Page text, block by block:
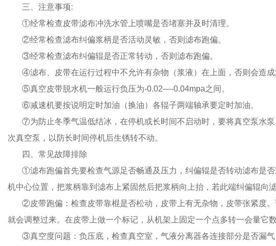
三、注意事项:
①经常检查皮带滤布冲洗水管上喷嘴是否堵塞并及时清理。
②经常检查滤布纠偏浆柄是否活动灵敏，否则滤布跑偏。
③经常检查滤布纠偏辊是否正常转动，否则滤布跑偏。
④滤布、皮带在运行过程中不允许有杂物（浆液）在上面，否则会造成
⑤真空皮带脱水机一般运行负压为-0.02—-0.04mpa之间。
⑥减速机要按说明定时加油（换油）各辊子两端轴承要定时加油。
⑦为防止冬季气温低结冰，在停机或长时间不启动时，要将真空泵水
次真空泵，以防长时间停机后生锈转不动。
四、常见故障排除
①滤布跑偏首先要检查气源足否畅通及压力，纠偏辊是否转动滤布是
机中心位置，把浆柄靠到滤布上紧固然后把浆柄向上抬，若此端纠偏辊向
②皮带跑偏：检查皮带靠棍是否松动，皮带上有无杂物，皮带张紧度
就会调整过来。在皮带上做一个标记，从机架上固定一个点多转一会量它
③真空度问题：负压底，检查真空室，气液分离器各连接部分是否漏